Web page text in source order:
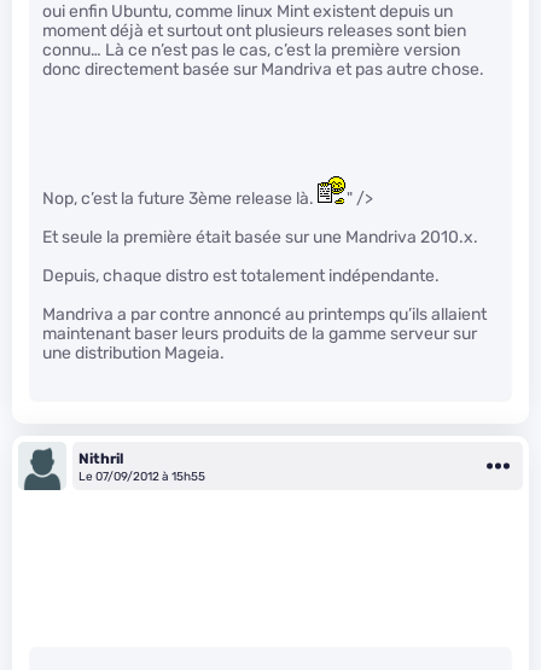
oui enfin Ubuntu, comme linux Mint existent depuis un
moment déjà et surtout ont plusieurs releases sont bien
connu… Là ce n’est pas le cas, c’est la première version
donc directement basée sur Mandriva et pas autre chose.
Nop, c’est la future 3ème release là.
" />
Et seule la première était basée sur une Mandriva 2010.x.
Depuis, chaque distro est totalement indépendante.
Mandriva a par contre annoncé au printemps qu’ils allaient
maintenant baser leurs produits de la gamme serveur sur
une distribution Mageia.
Nithril
Le 07/09/2012 à 15h55